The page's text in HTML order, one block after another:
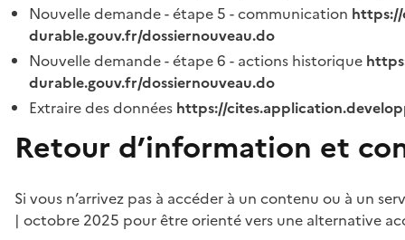
Nouvelle demande - étape 5 - communication
durable.gouv.fr/dossiernouveau.do
Nouvelle demande - étape 6 - actions historique
durable.gouv.fr/dossiernouveau.do
Extraire des données https://
Retour d’information et
Si vous n’arrivez pas à accéder à un contenu ou à un
| octobre 2025 pour être orienté vers une alternative